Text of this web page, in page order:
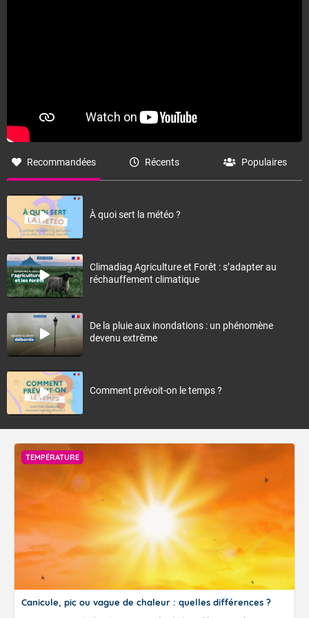
Recommandées Récents Populaires
À quoi sert la météo ?
Climadiag Agriculture et Forêt : s’adapter au
réchauffement climatique
De la pluie aux inondations : un phénomène
devenu extrême
Comment prévoit-on le temps ?
TEMPÉRATURE
Canicule, pic ou vague de chaleur : quelles différences ?